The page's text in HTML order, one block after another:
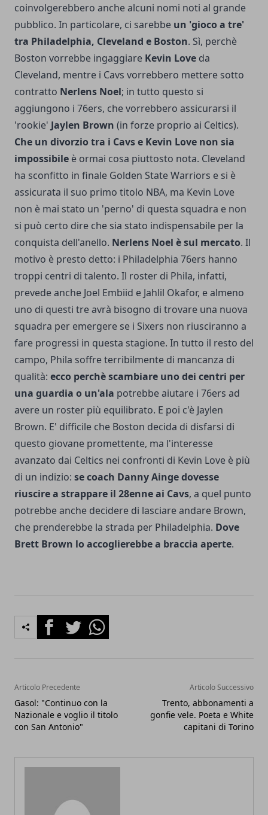
coinvolgerebbero anche alcuni nomi noti al grande
pubblico. In particolare, ci sarebbe un 'gioco a tre'
tra Philadelphia, Cleveland e Boston. Sì, perchè
Boston vorrebbe ingaggiare Kevin Love da
Cleveland, mentre i Cavs vorrebbero mettere sotto
contratto Nerlens Noel; in tutto questo si
aggiungono i 76ers, che vorrebbero assicurarsi il
'rookie' Jaylen Brown (in forze proprio ai Celtics).
Che un divorzio tra i Cavs e Kevin Love non sia
impossibile è ormai cosa piuttosto nota. Cleveland
ha sconfitto in finale Golden State Warriors e si è
assicurata il suo primo titolo NBA, ma Kevin Love
non è mai stato un 'perno' di questa squadra e non
si può certo dire che sia stato indispensabile per la
conquista dell'anello. Nerlens Noel è sul mercato. Il
motivo è presto detto: i Philadelphia 76ers hanno
troppi centri di talento. Il roster di Phila, infatti,
prevede anche Joel Embiid e Jahlil Okafor, e almeno
uno di questi tre avrà bisogno di trovare una nuova
squadra per emergere se i Sixers non riusciranno a
fare progressi in questa stagione. In tutto il resto del
campo, Phila soffre terribilmente di mancanza di
qualità: ecco perchè scambiare uno dei centri per
una guardia o un'ala potrebbe aiutare i 76ers ad
avere un roster più equilibrato. E poi c'è Jaylen
Brown. E' difficile che Boston decida di disfarsi di
questo giovane promettente, ma l'interesse
avanzato dai Celtics nei confronti di Kevin Love è più
di un indizio: se coach Danny Ainge dovesse
riuscire a strappare il 28enne ai Cavs, a quel punto
potrebbe anche decidere di lasciare andare Brown,
che prenderebbe la strada per Philadelphia. Dove
Brett Brown lo accoglierebbe a braccia aperte.
FacebookTwitterWhatsapp
Articolo Precedente
Gasol: "Continuo con la
Nazionale e voglio il titolo
con San Antonio"
Articolo Successivo
Trento, abbonamenti a
gonfie vele. Poeta e White
capitani di Torino